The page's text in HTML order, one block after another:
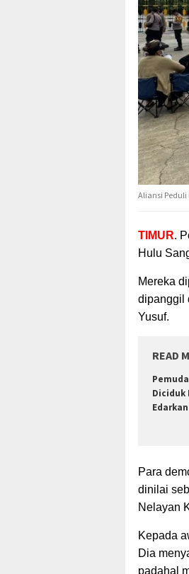
Aliansi
TIMUR.
Hulu
Mereka
dipanggil
Yusuf.
READ
Diciduk
Para
dinilai
Nelayan
Kepada
Dia
padahal